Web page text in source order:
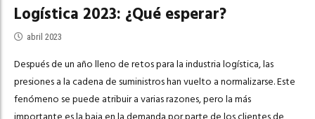
Logística 2023: ¿Qué esperar?
abril 2023
Después de un año lleno de retos para la industria logística, las
presiones a la cadena de suministros han vuelto a normalizarse. Este
fenómeno se puede atribuir a varias razones, pero la más